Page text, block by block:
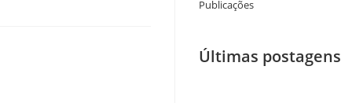
Publicações
Últimas postagens